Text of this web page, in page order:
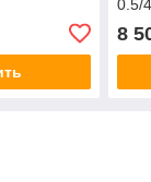
0.5/
8